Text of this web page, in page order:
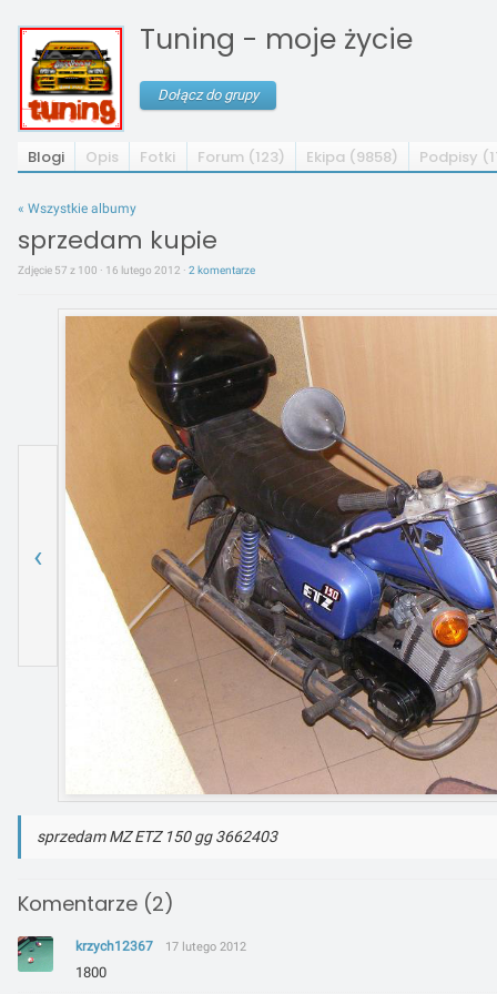
Tuning - moje życie
Dołącz do grupy
Blogi Opis Fotki Forum (123) Ekipa (9858) Podpisy
« Wszystkie albumy
sprzedam kupie
Zdjęcie 57 z 100 · 16 lutego 2012 · 2 komentarze
‹
sprzedam MZ ETZ 150 gg 3662403
Komentarze (2)
krzych12367 17 lutego 2012
1800